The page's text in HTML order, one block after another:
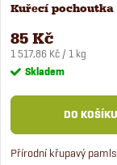
Kuřecí pochoutka
85 Kč
Měrná
cena:
1 517,86 Kč / 1 kg
Skladem
DO KOŠÍKU
Přírodní křupavý